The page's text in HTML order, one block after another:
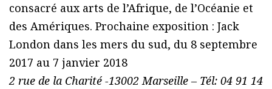
consacré aux arts de l’Afrique, de l’Océanie et
des Amériques. Prochaine exposition : Jack
London dans les mers du sud, du 8 septembre
2017 au 7 janvier 2018
2 rue de la Charité -13002 Marseille – Tél: 04 91 14